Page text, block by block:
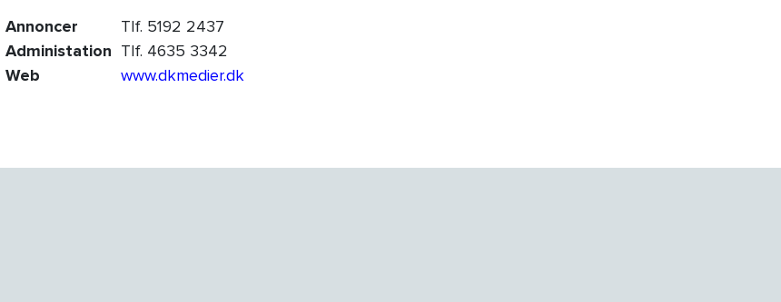
Annoncer
Tlf. 5192 2437
Administation Tlf. 4635 3342
Web
www.dkmedier.dk